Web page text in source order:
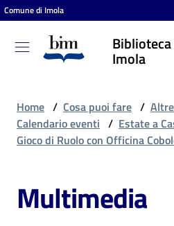
Vai al contenuto
Vai alla navigazione
Vai al footer
Comune di Imola
Imola
Biblioteca
comunale
Cosa
Home / Cosa puoi fare /
Calendario eventi / Estate a
Gioco di Ruolo con Officina
Multimedia